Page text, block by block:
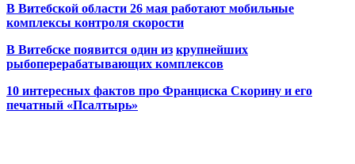
В Витебской области 26 мая работают мобильные
комплексы контроля скорости
В Витебске появится один из крупнейших
рыбоперерабатывающих комплексов
10 интересных фактов про Франциска Скорину и его
печатный «Псалтырь»